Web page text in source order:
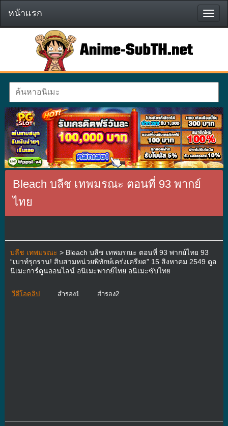
หน้า
แรก
หน้าแรก
Bleach บลีช เทพมรณะ ตอนที่ 93 พากย์
ไทย
บลีช เทพมรณะ > Bleach บลีช เทพมรณะ ตอนที่ 93 พากย์ไทย 93
“เบาท์รุกราน! สิบสามหน่วยพิทักษ์เคร่งเครียด” 15 สิงหาคม 2549 ดูอ
นิเมะการ์ตูนออนไลน์ อนิเมะพากย์ไทย อนิเมะซับไทย
วีดีโอคลิป สำรอง1 สำรอง2